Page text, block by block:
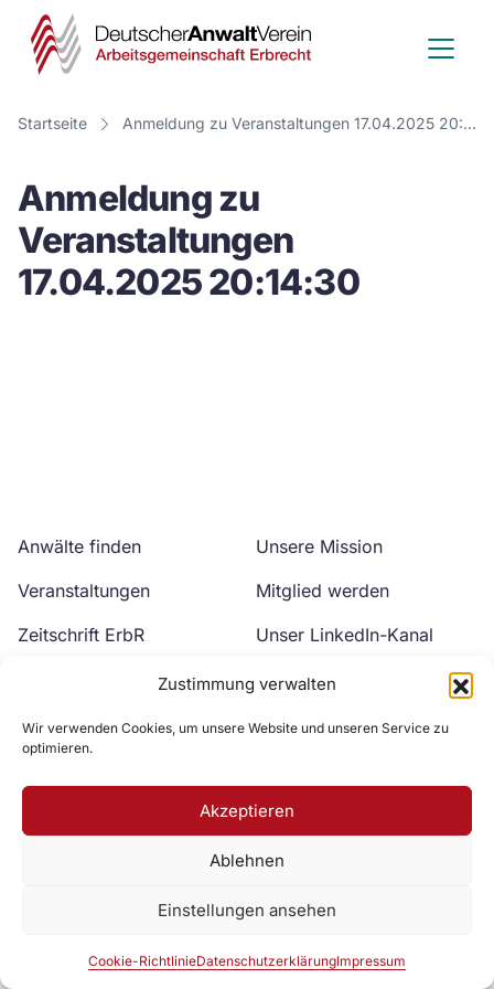
Zustimmung verwalten
Wir verwenden Cookies, um unsere Website und unseren Service zu
optimieren.
Akzeptieren
Ablehnen
Einstellungen ansehen
Cookie-RichtlinieDatenschutzerklärungImpressum
Deutscher
Anwalt
Verein
Startseite Anmeldung zu Veranstaltungen 17.04.2025 20:14:30
Anmeldung zu
Veranstaltungen
17.04.2025 20:14:30
Anwälte finden
Veranstaltungen
Zeitschrift ErbR
Unsere Mission
Mitglied werden
Unser LinkedIn-Kanal
Unser YouTube-Kanal
Zur DAV Webseite